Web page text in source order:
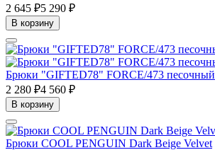
2 645 ₽5 290 ₽
В корзину
Брюки "GIFTED78" FORCE/473 песочный
2 280 ₽4 560 ₽
В корзину
Брюки COOL PENGUIN Dark Beige Velvet